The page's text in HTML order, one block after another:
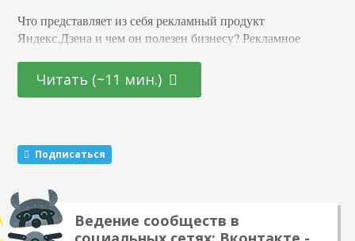
Что представляет из себя рекламный продукт
Яндекс.Дзена и чем он полезен бизнесу? Рекламное
моделям: покупка гарантированного охвата или оплата
только за вовлеченных пользователей. Охват в Дзене —
рублей. Вовлечение — ориентируется на количество
пользователей, дочитавших пост до…
Читать (~11 мин.)
Подписаться
Ведение сообществ в